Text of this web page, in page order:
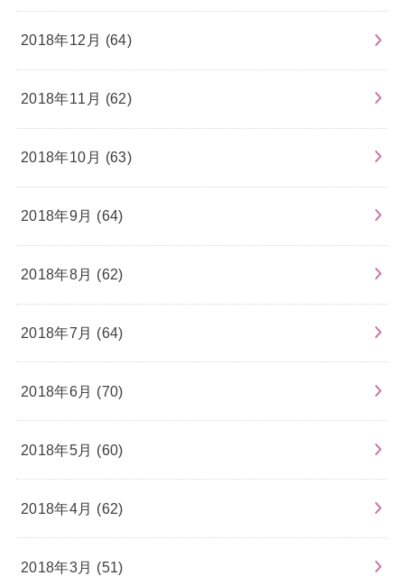
2018年12月 (64)
2018年11月 (62)
2018年10月 (63)
2018年9月 (64)
2018年8月 (62)
2018年7月 (64)
2018年6月 (70)
2018年5月 (60)
2018年4月 (62)
2018年3月 (51)